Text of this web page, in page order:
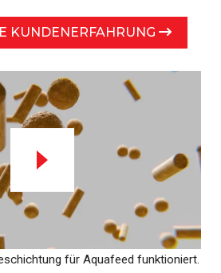
KUNDENERFAHRUNG
für Aquafeed funktioniert.